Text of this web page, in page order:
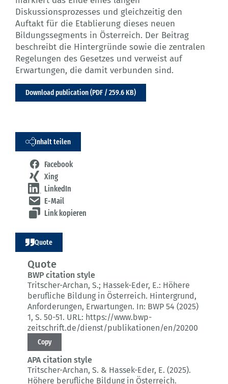
Diskussionsprozesses und gleichzeitig den
Auftakt für die Etablierung dieses neuen
Bildungssegments in Österreich. Der Beitrag
beschreibt die Hintergründe sowie die zentralen
Regelungen des Gesetzes und verweist auf
Erwartungen, die damit verbunden sind.
Download publication (PDF / 259.6 KB)
Inhalt teilen
Facebook
Xing
LinkedIn
E-Mail
Link kopieren
Quote
Quote
BWP citation style
Tritscher-Archan, S.; Hassek-Eder, E.: Höhere
berufliche Bildung in Österreich. Hintergrund,
Anforderungen, Erwartungen. In: BWP 54 (2025)
1, S. 50-51. URL: https://www.bwp-
zeitschrift.de/dienst/publikationen/en/20200
Copy
APA citation style
Tritscher-Archan, S. & Hassek-Eder, E. (2025).
Höhere berufliche Bildung in Österreich.